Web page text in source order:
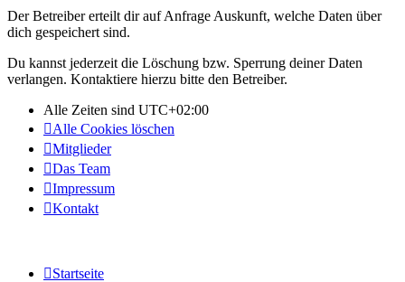
Der Betreiber erteilt dir auf Anfrage Auskunft, welche Daten über
dich gespeichert sind.
Du kannst jederzeit die Löschung bzw. Sperrung deiner Daten
verlangen. Kontaktiere hierzu bitte den Betreiber.
Alle Zeiten sind UTC+02:00
Alle Cookies löschen
Mitglieder
Das Team
Impressum
Kontakt
Startseite